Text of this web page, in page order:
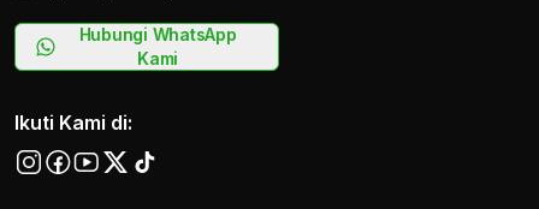
Hubungi WhatsApp
Kami
Ikuti Kami di: